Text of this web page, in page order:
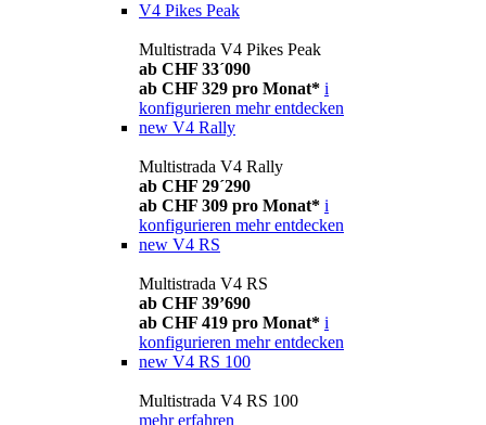
V4 Pikes Peak
Multistrada V4 Pikes Peak
ab CHF 33´090
ab CHF 329 pro Monat* i
konfigurieren mehr entdecken
new V4 Rally
Multistrada V4 Rally
ab CHF 29´290
ab CHF 309 pro Monat* i
konfigurieren mehr entdecken
new V4 RS
Multistrada V4 RS
ab CHF 39’690
ab CHF 419 pro Monat* i
konfigurieren mehr entdecken
new V4 RS 100
Multistrada V4 RS 100
mehr erfahren